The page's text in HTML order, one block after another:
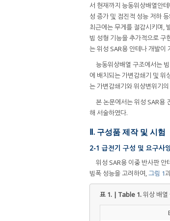
서 현재까지 능동위상배열안
성 증가 및 점진적 성능 저하
최근에는 무게를 절감시키며,
빔 성형 기능을 추가적으로 구
는 위성 SAR용 안테나 개발이
능동위상배열 구조에서는
에 배치되는 가변감쇄기 및 위
는 가변감쇄기와 위상변위기
본 논문에서는 위성 SAR용
해 서술하였다.
Ⅱ. 구성품 제작 및 시험
2-1 급전기 구성 및 요구사
위성 SAR용 이중 반사판 안
빔폭 성능을 고려하여,그림 1
표 1. | Table 1.위상 배